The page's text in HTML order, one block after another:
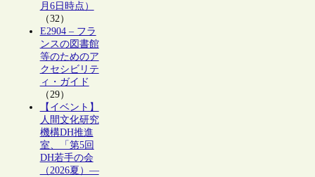
月6日時点）
（32）
E2904 – フラ
ンスの図書館
等のためのア
クセシビリテ
ィ・ガイド
（29）
【イベント】
人間文化研究
機構DH推進
室、「第5回
DH若手の会
（2026夏）―